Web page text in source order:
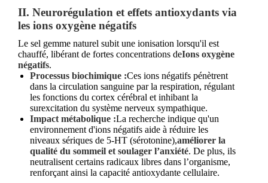
II. Neurorégulation et effets antioxydants via
les ions oxygène négatifs
Le sel gemme naturel subit une ionisation lorsqu'il est
chauffé, libérant de fortes concentrations deIons oxygène
négatifs.
Processus biochimique :Ces ions négatifs pénètrent
dans la circulation sanguine par la respiration, régulant
les fonctions du cortex cérébral et inhibant la
surexcitation du système nerveux sympathique.
Impact métabolique :La recherche indique qu'un
environnement d'ions négatifs aide à réduire les
niveaux sériques de 5-HT (sérotonine),améliorer la
qualité du sommeil et soulager l’anxiété. De plus, ils
neutralisent certains radicaux libres dans l’organisme,
renforçant ainsi la capacité antioxydante cellulaire.